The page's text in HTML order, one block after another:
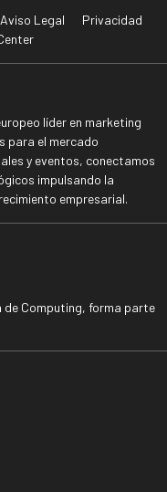
Aviso Legal
Privacidad
líder en marketing
para el mercado
y eventos, conectamos
impulsando la
empresarial.
de Computing, forma parte